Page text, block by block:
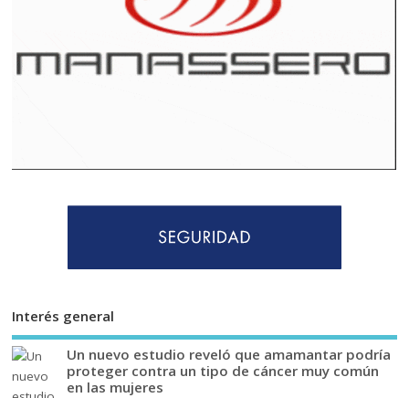
Interés general
Un nuevo estudio reveló que amamantar podría
proteger contra un tipo de cáncer muy común
en las mujeres